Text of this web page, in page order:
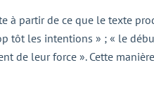
à partir de ce que le texte
tôt les intentions » ; « le
de leur force ». Cette